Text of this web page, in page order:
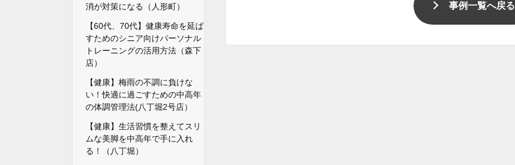
事例一覧へ戻る
消が対策になる（人形町）
【60代、70代】健康寿命を延ば
すためのシニア向けパーソナル
トレーニングの活用方法（森下
店）
【健康】梅雨の不調に負けな
い！快適に過ごすための中高年
の体調管理法(八丁堀2号店）
【健康】生活習慣を整えてスリ
ムな美脚を中高年で手に入れ
る！（八丁堀）